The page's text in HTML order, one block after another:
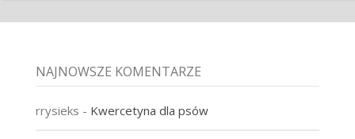
NAJNOWSZE KOMENTARZE
rrysieks - Kwercetyna dla psów